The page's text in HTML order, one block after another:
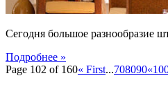
Сегодня большое разнообразие
Подробнее »
Page 102 of 160« First...708090«